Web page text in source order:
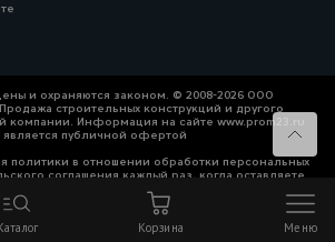
и охраняются законом. © 2008-2026 ООО
строительных конструкций и другого
компании. Информация на сайте www.prom23.ru
является публичной офертой
политики в отношении обработки персональных
соглашения каждый раз, когда оставляете
обратной связи на сайте prom23.ru и его
конфиденциальности
Корзина Меню